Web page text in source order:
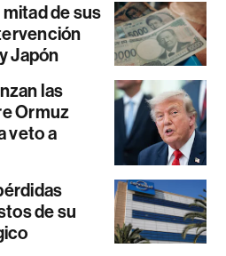
de sus
Japón
las
Ormuz
veto a
de su